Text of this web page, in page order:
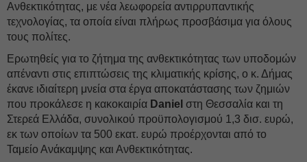
Ανθεκτικότητας, με νέα λεωφορεία αντιρρυπαντικής
τεχνολογίας, τα οποία είναι πλήρως προσβάσιμα για όλους
τους πολίτες.
Ερωτηθείς για το ζήτημα της ανθεκτικότητας των υποδομών
απέναντι στις επιπτώσεις της κλιματικής κρίσης, ο κ. Δήμας
έκανε ιδιαίτερη μνεία στα έργα αποκατάστασης των ζημιών
που προκάλεσε η κακοκαιρία Daniel στη Θεσσαλία και τη
Στερεά Ελλάδα, συνολικού προϋπολογισμού 1,3 δισ. ευρώ,
εκ των οποίων τα 500 εκατ. ευρώ προέρχονται από το
Ταμείο Ανάκαμψης και Ανθεκτικότητας.